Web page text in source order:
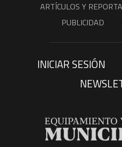
ARTÍCULOS Y
PUBLICIDAD
INICIAR SESIÓN